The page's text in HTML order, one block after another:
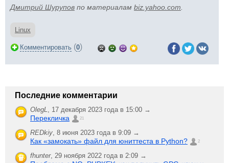
Дмитрий Шурупов по материалам biz.yahoo.com
Linux
Комментировать (0)
Последние комментарии
OlegL, 17 декабря 2023 года в 15:00 →
Перекличка 21
REDkiy, 8 июня 2023 года в 9:09 →
Как «замокать» файл для юниттеста в Python? 2
fhunter, 29 ноября 2022 года в 2:09 →